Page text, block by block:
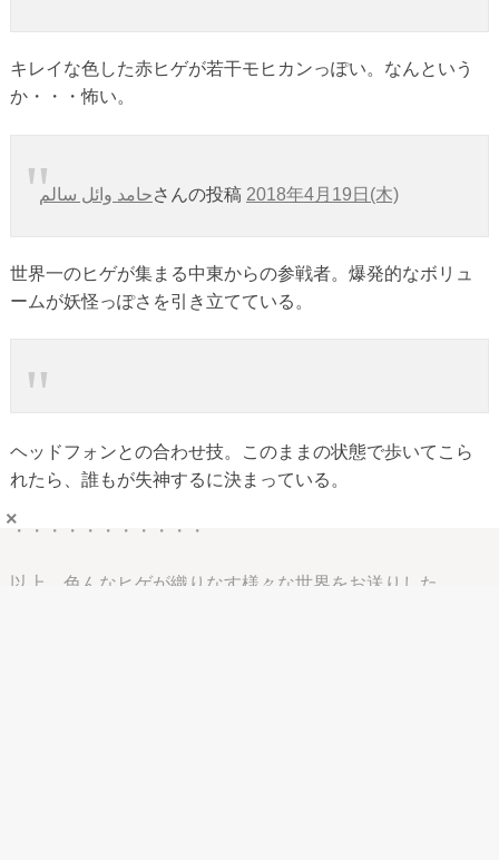
キレイな色した赤ヒゲが若干モヒカンっぽい。なんという
か・・・怖い。
حامد وائل سالم‎さんの投稿 2018年4月19日(木)
世界一のヒゲが集まる中東からの参戦者。爆発的なボリュ
ームが妖怪っぽさを引き立てている。
ヘッドフォンとの合わせ技。このままの状態で歩いてこら
れたら、誰もが失神するに決まっている。
・・・・・・・・・・・
以上、色んなヒゲが織りなす様々な世界をお送りした。
×